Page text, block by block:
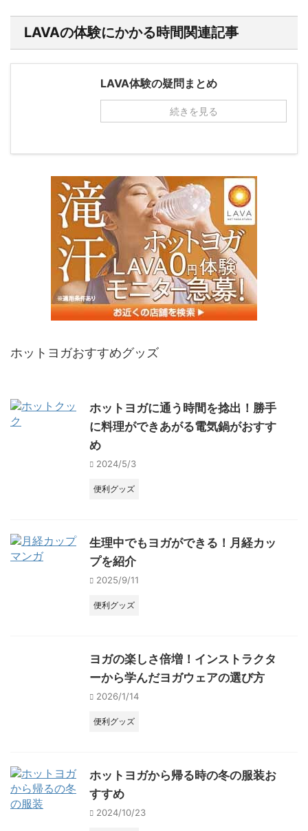
LAVAの体験にかかる時間関連記事
LAVA体験の疑問まとめ
続きを見る
ホットヨガおすすめグッズ
ホットヨガに通う時間を捻出！勝手
に料理ができあがる電気鍋がおすす
め
2024/5/3
便利グッズ
生理中でもヨガができる！月経カッ
プを紹介
2025/9/11
便利グッズ
ヨガの楽しさ倍増！インストラクタ
ーから学んだヨガウェアの選び方
2026/1/14
便利グッズ
ホットヨガから帰る時の冬の服装お
すすめ
2024/10/23